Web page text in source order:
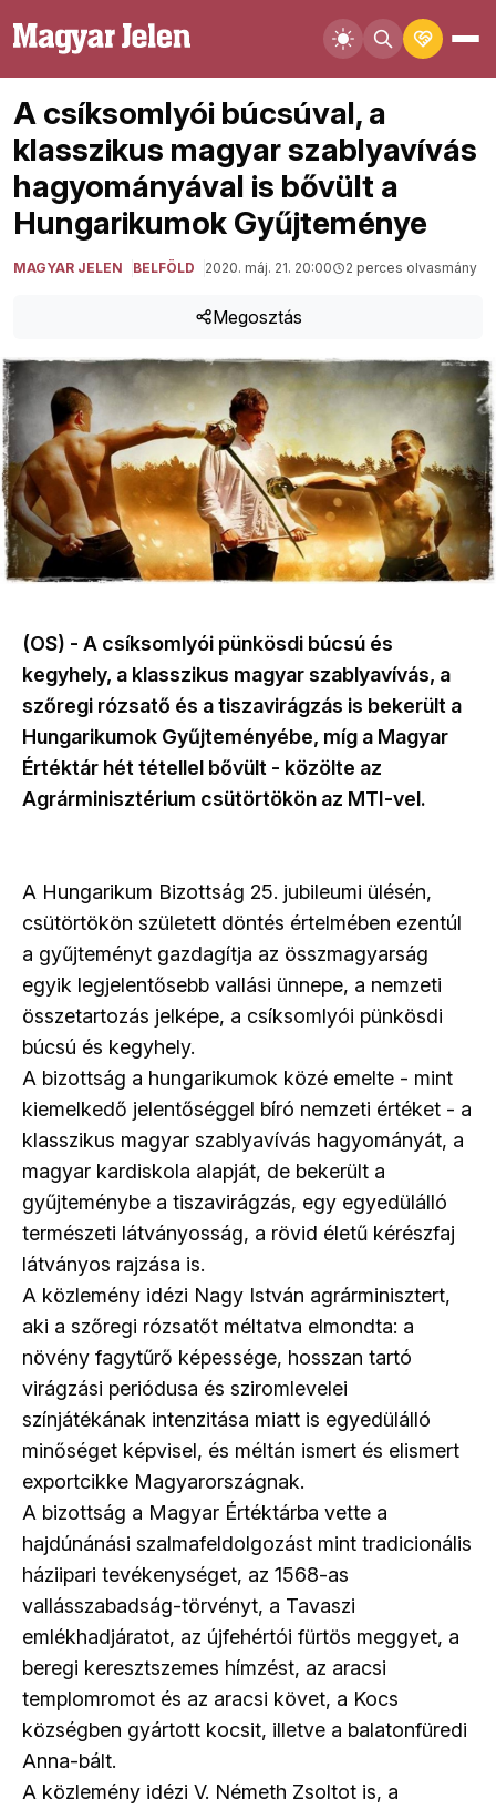
A csíksomlyói búcsúval, a
klasszikus magyar szablyavívás
hagyományával is bővült a
Hungarikumok Gyűjteménye
MAGYAR JELEN BELFÖLD 2020. máj. 21. 20:00 2 perces olvasmány
Megosztás
(OS) - A csíksomlyói pünkösdi búcsú és
kegyhely, a klasszikus magyar szablyavívás, a
szőregi rózsatő és a tiszavirágzás is bekerült a
Hungarikumok Gyűjteményébe, míg a Magyar
Értéktár hét tétellel bővült - közölte az
Agrárminisztérium csütörtökön az MTI-vel.
A Hungarikum Bizottság 25. jubileumi ülésén,
csütörtökön született döntés értelmében ezentúl
a gyűjteményt gazdagítja az összmagyarság
egyik legjelentősebb vallási ünnepe, a nemzeti
összetartozás jelképe, a csíksomlyói pünkösdi
búcsú és kegyhely.
A bizottság a hungarikumok közé emelte - mint
kiemelkedő jelentőséggel bíró nemzeti értéket - a
klasszikus magyar szablyavívás hagyományát, a
magyar kardiskola alapját, de bekerült a
gyűjteménybe a tiszavirágzás, egy egyedülálló
természeti látványosság, a rövid életű kérészfaj
látványos rajzása is.
A közlemény idézi Nagy István agrárminisztert,
aki a szőregi rózsatőt méltatva elmondta: a
növény fagytűrő képessége, hosszan tartó
virágzási periódusa és sziromlevelei
színjátékának intenzitása miatt is egyedülálló
minőséget képvisel, és méltán ismert és elismert
exportcikke Magyarországnak.
A bizottság a Magyar Értéktárba vette a
hajdúnánási szalmafeldolgozást mint tradicionális
háziipari tevékenységet, az 1568-as
vallásszabadság-törvényt, a Tavaszi
emlékhadjáratot, az újfehértói fürtös meggyet, a
beregi keresztszemes hímzést, az aracsi
templomromot és az aracsi követ, a Kocs
községben gyártott kocsit, illetve a balatonfüredi
Anna-bált.
A közlemény idézi V. Németh Zsoltot is, a